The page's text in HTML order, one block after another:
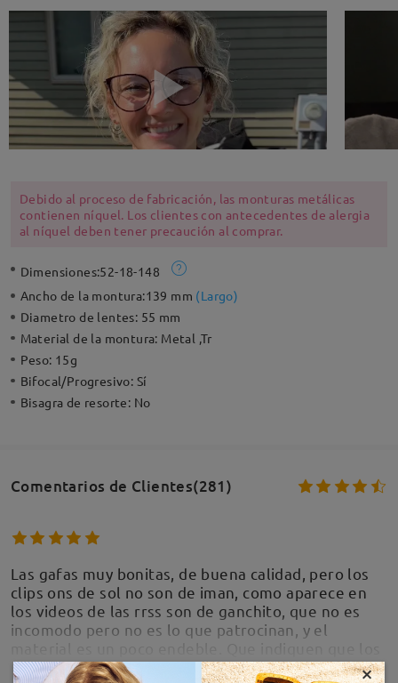
Debido al proceso de fabricación, las monturas metálicas
contienen níquel. Los clientes con antecedentes de alergia
al níquel deben tener precaución al comprar.
Dimensiones:52-18-148
Ancho de la montura:139 mm (Largo)
Diametro de lentes: 55 mm
Material de la montura: Metal ,Tr
Peso: 15g
Bifocal/Progresivo: Sí
Bisagra de resorte: No
Comentarios de Clientes(281)
Las gafas muy bonitas, de buena calidad, pero los
clips ons de sol no son de iman, como aparece en
los videos de las rrss son de ganchito, que no es
incomodo pero no es lo que patrocinan, y el
clips ons de sol no son de iman y son de ganchito×